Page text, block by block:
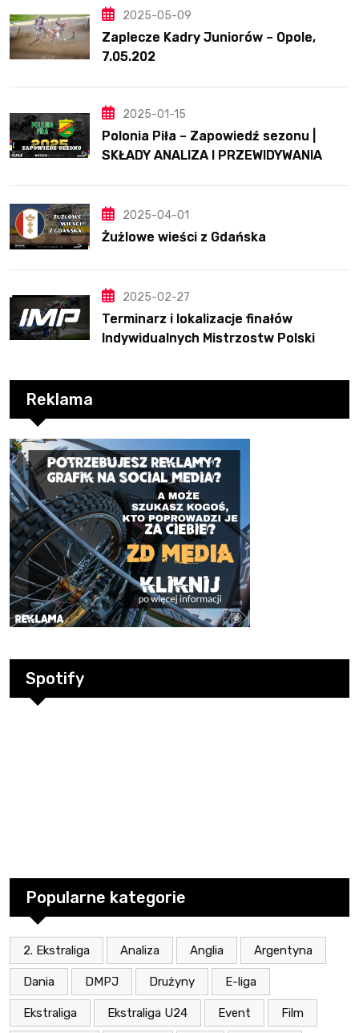
2025-05-09
Zaplecze Kadry Juniorów – Opole,
7.05.202
2025-01-15
Polonia Piła – Zapowiedź sezonu |
SKŁADY ANALIZA I PRZEWIDYWANIA
2025-04-01
Żużlowe wieści z Gdańska
2025-02-27
Terminarz i lokalizacje finałów
Indywidualnych Mistrzostw Polski
Reklama
Spotify
Popularne kategorie
2. Ekstraliga Analiza Anglia Argentyna
Dania DMPJ Drużyny E-liga
Ekstraliga Ekstraliga U24 Event Film